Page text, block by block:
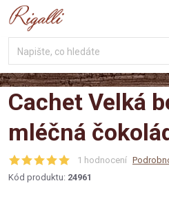
Přejít
na
Cachet Velká
mléčná
1 hodnocení
Kód produktu: 24961